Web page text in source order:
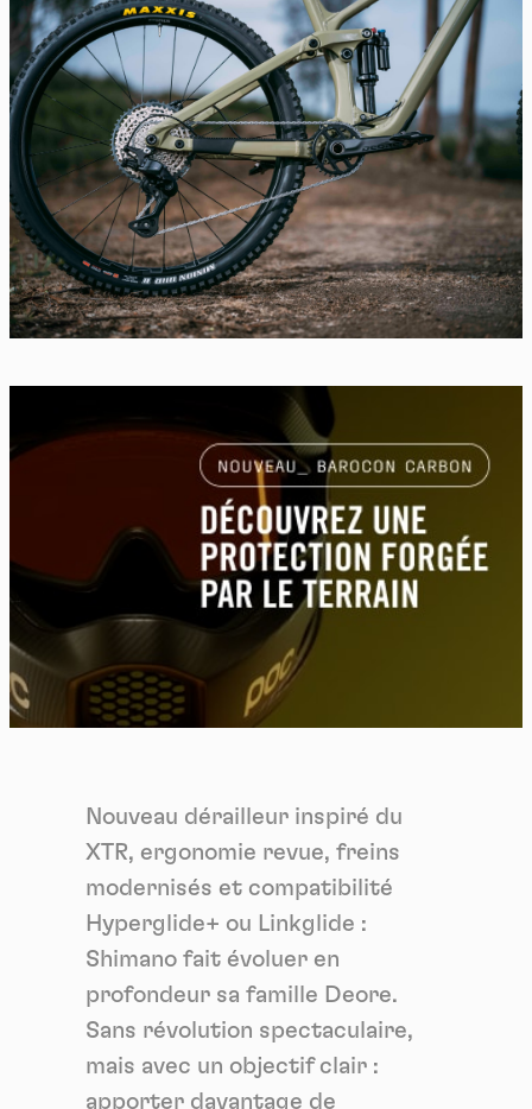
Nouveau dérailleur inspiré du
XTR, ergonomie revue, freins
modernisés et compatibilité
Hyperglide+ ou Linkglide :
Shimano fait évoluer en
profondeur sa famille Deore.
Sans révolution spectaculaire,
mais avec un objectif clair :
apporter davantage de